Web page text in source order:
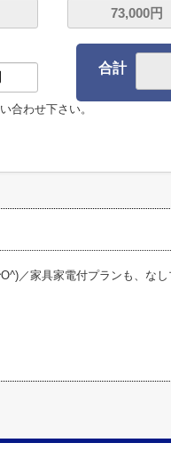
合計
合わせ下さい。
／家具家電付プランも、な